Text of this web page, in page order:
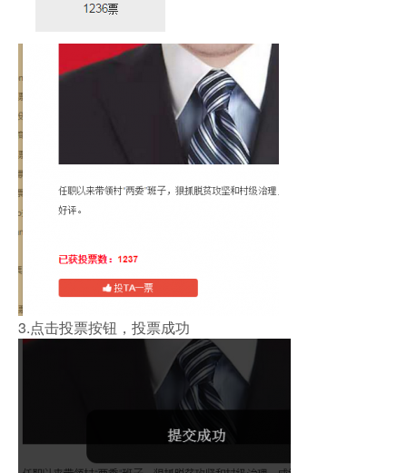
3.点击投票按钮，投票成功